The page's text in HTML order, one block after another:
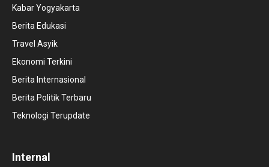
Kabar Yogyakarta
Berita Edukasi
Travel Asyik
Ekonomi Terkini
Berita Internasional
Berita Politik Terbaru
Teknologi Terupdate
Internal